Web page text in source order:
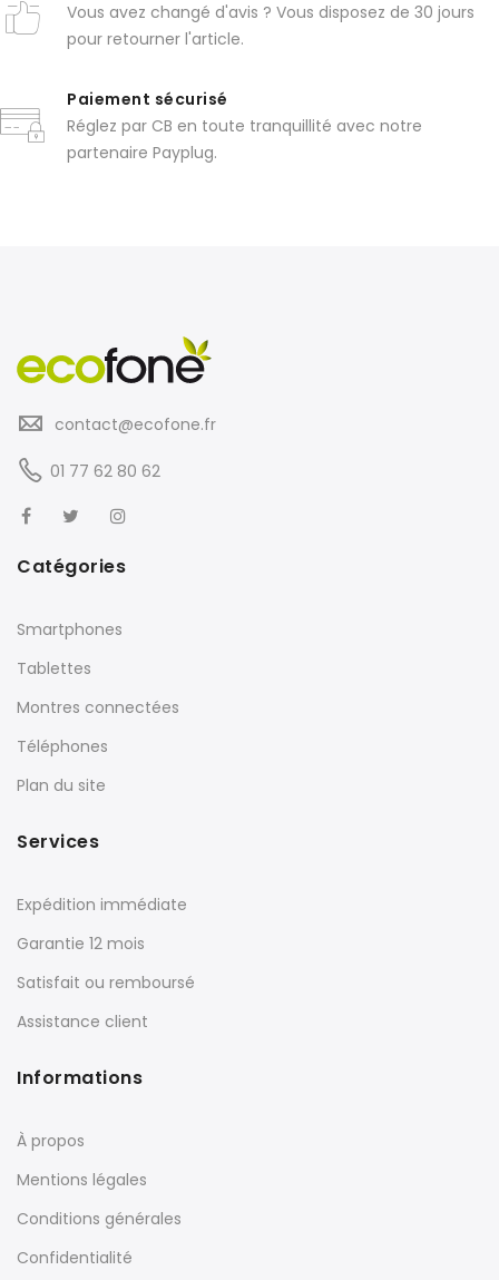
Vous avez changé d'avis ? Vous disposez de 30 jours
pour retourner l'article.
Paiement sécurisé
Réglez par CB en toute tranquillité avec notre
partenaire Payplug.
contact@ecofone.fr
01 77 62 80 62
Catégories
Smartphones
Tablettes
Montres connectées
Téléphones
Plan du site
Services
Expédition immédiate
Garantie 12 mois
Satisfait ou remboursé
Assistance client
Informations
À propos
Mentions légales
Conditions générales
Confidentialité